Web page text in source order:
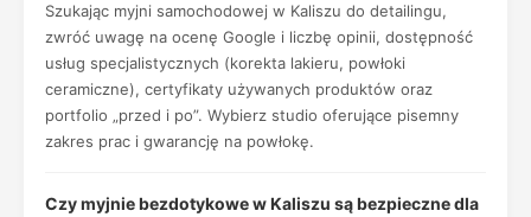
Szukając myjni samochodowej w Kaliszu do detailingu,
zwróć uwagę na ocenę Google i liczbę opinii, dostępność
usług specjalistycznych (korekta lakieru, powłoki
ceramiczne), certyfikaty używanych produktów oraz
portfolio „przed i po”. Wybierz studio oferujące pisemny
zakres prac i gwarancję na powłokę.
Czy myjnie bezdotykowe w Kaliszu są bezpieczne dla